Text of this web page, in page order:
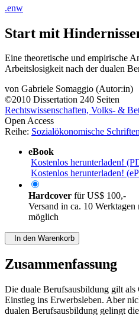
.enw
Start mit
Eine theoretische und empirische
Arbeitslosigkeit nach der dualen
von Gabriele Somaggio (Autor:in)
©2010 Dissertation 240 Seiten
Rechtswissenschaften, Volks- &
Open Access
Reihe: Sozialökonomische
eBook
Kostenlos herunterladen!
Kostenlos herunterladen!
Hardcover fürUS$ 100,-
Versand in ca. 10
möglich
In den Warenkorb
Zusammenfassung
Die duale Berufsausbildung gilt als
Einstieg ins Erwerbsleben. Aber
dualen Berufsausbildung gelingt